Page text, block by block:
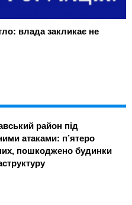
влада закликає не
район під
атаками: п’ятеро
пошкоджено будинки